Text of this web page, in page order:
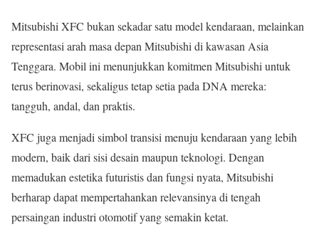
Mitsubishi XFC bukan sekadar satu model kendaraan, melainkan
representasi arah masa depan Mitsubishi di kawasan Asia
Tenggara. Mobil ini menunjukkan komitmen Mitsubishi untuk
terus berinovasi, sekaligus tetap setia pada DNA mereka:
tangguh, andal, dan praktis.
XFC juga menjadi simbol transisi menuju kendaraan yang lebih
modern, baik dari sisi desain maupun teknologi. Dengan
memadukan estetika futuristis dan fungsi nyata, Mitsubishi
berharap dapat mempertahankan relevansinya di tengah
persaingan industri otomotif yang semakin ketat.